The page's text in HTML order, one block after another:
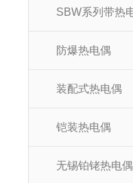
防爆热电偶
装配式热电偶
铠装热电偶
无锡铂铑热电偶